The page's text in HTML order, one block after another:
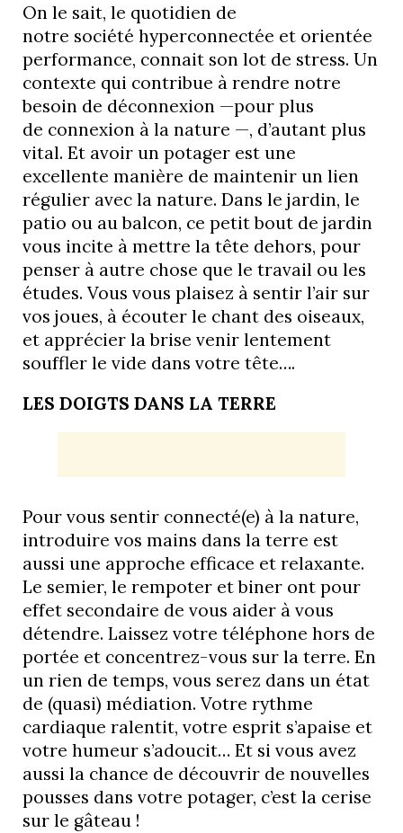
On le sait, le quotidien de
notre société hyperconnectée et orientée
performance, connait son lot de stress. Un
contexte qui contribue à rendre notre
besoin de déconnexion —pour plus
de connexion à la nature —, d’autant plus
vital. Et avoir un potager est une
excellente manière de maintenir un lien
régulier avec la nature. Dans le jardin, le
patio ou au balcon, ce petit bout de jardin
vous incite à mettre la tête dehors, pour
penser à autre chose que le travail ou les
études. Vous vous plaisez à sentir l’air sur
vos joues, à écouter le chant des oiseaux,
et apprécier la brise venir lentement
souffler le vide dans votre tête….
LES DOIGTS DANS LA TERRE
Pour vous sentir connecté(e) à la nature,
introduire vos mains dans la terre est
aussi une approche efficace et relaxante.
Le semier, le rempoter et biner ont pour
effet secondaire de vous aider à vous
détendre. Laissez votre téléphone hors de
portée et concentrez-vous sur la terre. En
un rien de temps, vous serez dans un état
de (quasi) médiation. Votre rythme
cardiaque ralentit, votre esprit s’apaise et
votre humeur s’adoucit… Et si vous avez
aussi la chance de découvrir de nouvelles
pousses dans votre potager, c’est la cerise
sur le gâteau !